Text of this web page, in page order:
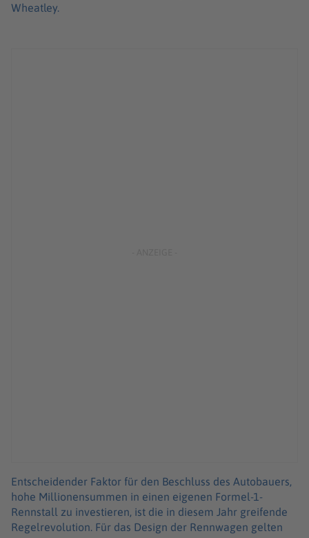
Wheatley.
Entscheidender Faktor für den Beschluss des Autobauers,
hohe Millionensummen in einen eigenen Formel-1-
Rennstall zu investieren, ist die in diesem Jahr greifende
Regelrevolution. Für das Design der Rennwagen gelten